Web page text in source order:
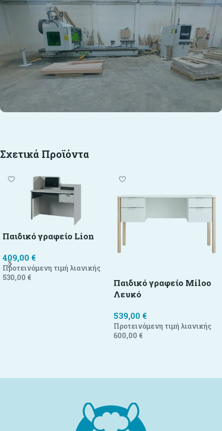
Σχετικά Προϊόντα
Παιδικό γραφείο Lion
409,00 €
Προτεινόμενη τιμή λιανικής
530,00 €
Παιδικό γραφείο Miloo
Λευκό
539,00 €
Προτεινόμενη τιμή λιανικής
600,00 €